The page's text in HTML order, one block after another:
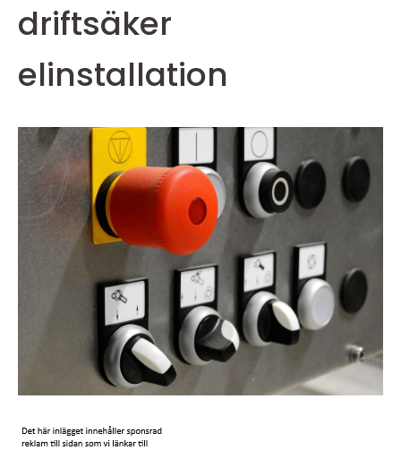
driftsäker
elinstallation